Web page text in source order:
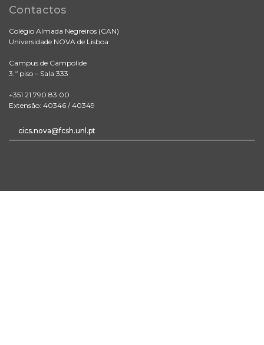
Contactos
Colégio Almada Negreiros (CAN)
Universidade NOVA de Lisboa
Campus de Campolide
3.º piso – Sala 333
+351 21 790 83 00
Extensão: 40346 / 40349
cics.nova@fcsh.unl.pt